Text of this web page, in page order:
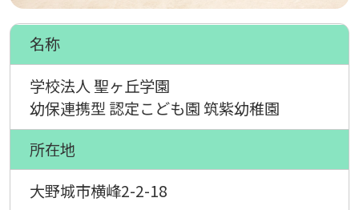
名称
学校法人 聖ヶ丘学園
幼保連携型 認定こども園 筑紫幼稚園
所在地
大野城市横峰2-2-18